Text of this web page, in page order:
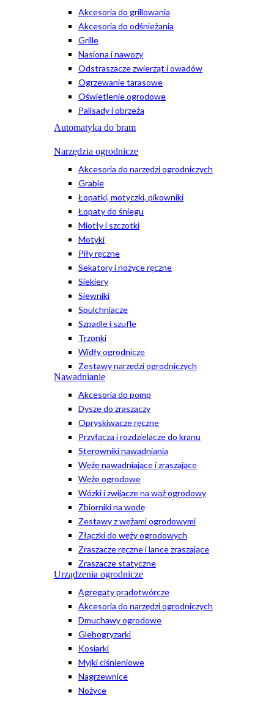
Akcesoria do grillowania
Akcesoria do odśnieżania
Grille
Nasiona i nawozy
Odstraszacze zwierząt i owadów
Ogrzewanie tarasowe
Oświetlenie ogrodowe
Palisady i obrzeża
Automatyka do bram
Narzędzia ogrodnicze
Akcesoria do narzędzi ogrodniczych
Grabie
Łopatki, motyczki, pikowniki
Łopaty do śniegu
Miotły i szczotki
Motyki
Piły ręczne
Sekatory i nożyce ręczne
Siekiery
Siewniki
Spulchniacze
Szpadle i szufle
Trzonki
Widły ogrodnicze
Zestawy narzędzi ogrodniczych
Nawadnianie
Akcesoria do pomp
Dysze do zraszaczy
Opryskiwacze ręczne
Przyłącza i rozdzielacze do kranu
Sterowniki nawadniania
Węże nawadniające i zraszające
Węże ogrodowe
Wózki i zwijacze na wąż ogrodowy
Zbiorniki na wodę
Zestawy z wężami ogrodowymi
Złączki do węży ogrodowych
Zraszacze ręczne i lance zraszające
Zraszacze statyczne
Urządzenia ogrodnicze
Agregaty prądotwórcze
Akcesoria do narzędzi ogrodniczych
Dmuchawy ogrodowe
Glebogryzarki
Kosiarki
Myjki ciśnieniowe
Nagrzewnice
Nożyce